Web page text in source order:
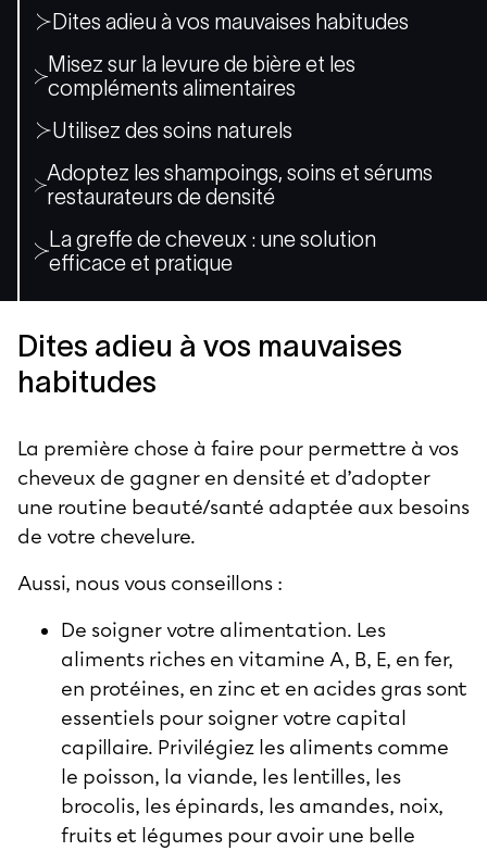
Dites adieu à vos mauvaises habitudes
Misez sur la levure de bière et les
compléments alimentaires
Utilisez des soins naturels
Adoptez les shampoings, soins et sérums
restaurateurs de densité
La greffe de cheveux : une solution
efficace et pratique
Dites adieu à vos mauvaises
habitudes
La première chose à faire pour permettre à vos
cheveux de gagner en densité et d’adopter
une routine beauté/santé adaptée aux besoins
de votre chevelure.
Aussi, nous vous conseillons :
De soigner votre alimentation. Les
aliments riches en vitamine A, B, E, en fer,
en protéines, en zinc et en acides gras sont
essentiels pour soigner votre capital
capillaire. Privilégiez les aliments comme
le poisson, la viande, les lentilles, les
brocolis, les épinards, les amandes, noix,
fruits et légumes pour avoir une belle